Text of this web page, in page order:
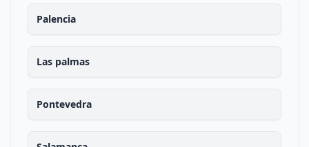
Palencia
Las palmas
Pontevedra